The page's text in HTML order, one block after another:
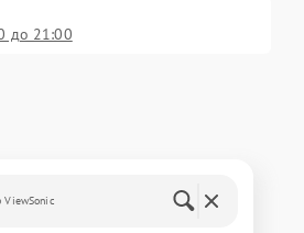
до 21:00
ViewSonic